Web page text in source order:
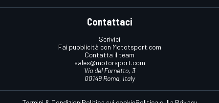
Contattaci
Scrivici
Fai pubblicità con Mototsport.com
Contatta il team
sales@motorsport.com
Via del Fornetto, 3
00149 Roma, Italy